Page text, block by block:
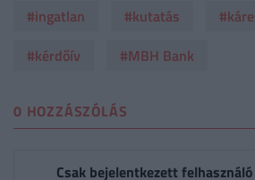
#ingatlan
#kutatás
#kérdőív
#MBH Bank
0 HOZZÁSZÓLÁS
Csak bejelentkezett